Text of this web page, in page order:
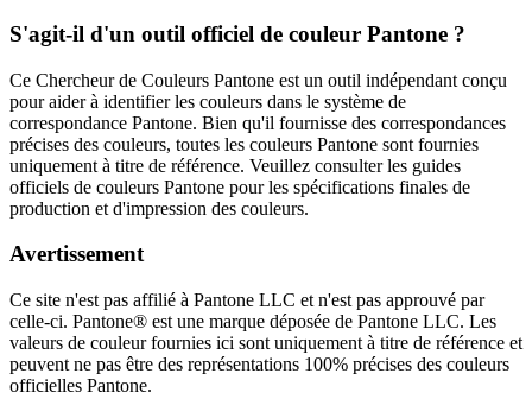
S'agit-il d'un outil officiel de couleur Pantone ?
Ce Chercheur de Couleurs Pantone est un outil indépendant conçu
pour aider à identifier les couleurs dans le système de
correspondance Pantone. Bien qu'il fournisse des correspondances
précises des couleurs, toutes les couleurs Pantone sont fournies
uniquement à titre de référence. Veuillez consulter les guides
officiels de couleurs Pantone pour les spécifications finales de
production et d'impression des couleurs.
Avertissement
Ce site n'est pas affilié à Pantone LLC et n'est pas approuvé par
celle-ci. Pantone® est une marque déposée de Pantone LLC. Les
valeurs de couleur fournies ici sont uniquement à titre de référence et
peuvent ne pas être des représentations 100% précises des couleurs
officielles Pantone.